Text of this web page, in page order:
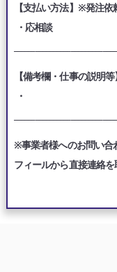
【支払い方法】※発注依
・応相談
【備考欄・仕事の説明等】
・
※事業者様へのお問い合
フィールから直接連絡を